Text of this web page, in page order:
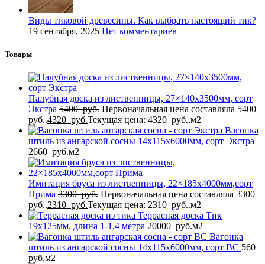
Виды тиковой древесины. Как выбрать настоящий тик?
19 сентября, 2025 Нет комментариев
Товары
Палубная доска из лиственницы, 27×140x3500мм, сорт
Экстра 5400руб. Первоначальная цена составляла 5400
руб..4320 руб.Текущая цена: 4320 руб..м2
Вагонка
штиль из ангарской сосны 14x115x6000мм, сорт Экстра
2660 руб.м2
Имитация бруса из лиственницы, 22×185x4000мм,сорт
Прима 3300руб. Первоначальная цена составляла 3300
руб..2310 руб.Текущая цена: 2310 руб..м2
Террасная доска Тик
19x125мм, длина 1-1,4 метра 20000 руб.м2
Вагонка
штиль из ангарской сосны 14x115x6000мм, сорт BC 560
руб.м2